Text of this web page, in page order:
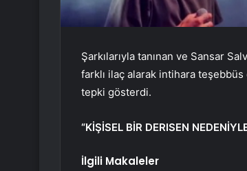
Şarkılarıyla tanınan ve Sansar
farklı ilaç alarak intihara
tepki gösterdi.
“KİŞİSEL BİR DERISEN
İlgili Makaleler